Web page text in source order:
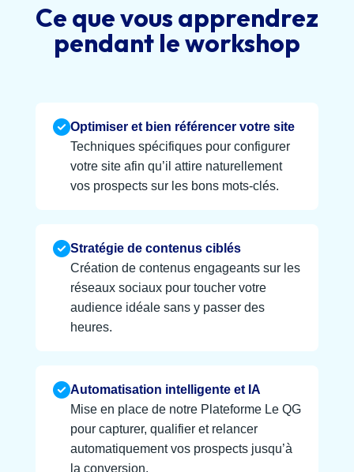
Ce que vous apprendrez
pendant le workshop
Optimiser et bien référencer votre site
Techniques spécifiques pour configurer
votre site afin qu’il attire naturellement
vos prospects sur les bons mots-clés.
Stratégie de contenus ciblés
Création de contenus engageants sur les
réseaux sociaux pour toucher votre
audience idéale sans y passer des
heures.
Automatisation intelligente et IA
Mise en place de notre Plateforme Le QG
pour capturer, qualifier et relancer
automatiquement vos prospects jusqu’à
la conversion.